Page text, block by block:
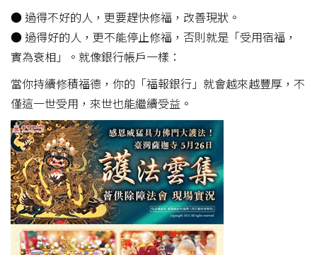
● 過得不好的人，更要趕快修福，改善現狀。
● 過得好的人，更不能停止修福，否則就是「受用宿福，
實為衰相」。就像銀行帳戶一樣：
當你持續修積福德，你的「福報銀行」就會越來越豐厚，不
僅這一世受用，來世也能繼續受益。